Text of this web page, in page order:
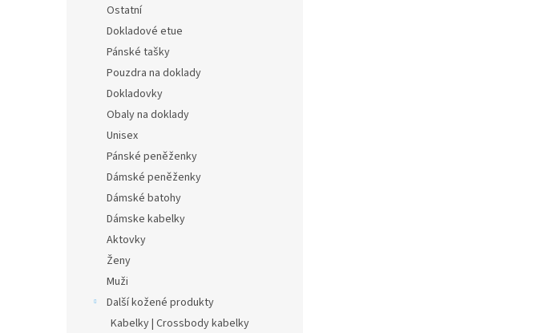
Ostatní
Dokladové etue
Pánské tašky
Pouzdra na doklady
Dokladovky
Obaly na doklady
Unisex
Pánské peněženky
Dámské peněženky
Dámské batohy
Dámske kabelky
Aktovky
Ženy
Muži
Další kožené produkty
Kabelky | Crossbody kabelky